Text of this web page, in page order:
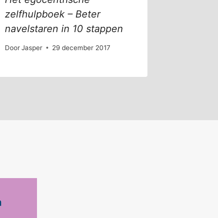
zelfhulpboek – Beter
navelstaren in 10 stappen
Door Jasper 29 december 2017